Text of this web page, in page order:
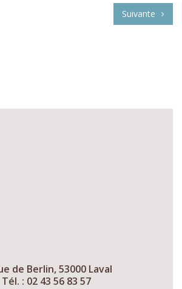
Suivante
de Berlin, 53000 Laval
Tél. : 02 43 56 83 57